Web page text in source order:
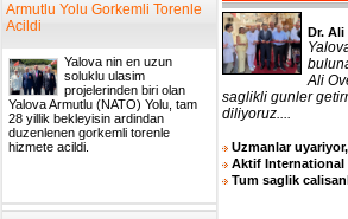
Armutlu Yolu Gorkemli Torenle
Acildi
Yalova nin en uzun
soluklu ulasim
projelerinden biri olan
Yalova Armutlu (NATO) Yolu, tam
28 yillik bekleyisin ardindan
duzenlenen gorkemli torenle
hizmete acildi.
Dr. Ali
Ali
saglikli gunler
diliyoruz....
Uzmanlar
Aktif
Tum saglik